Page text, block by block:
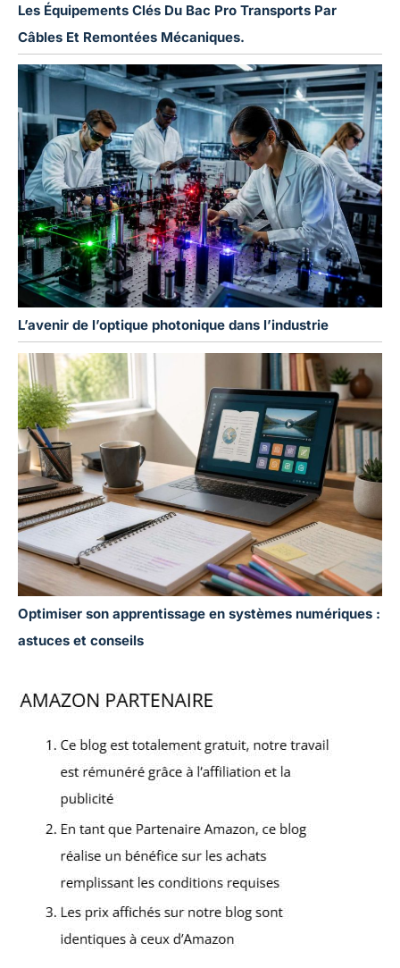
Les Équipements Clés Du Bac Pro Transports Par
Câbles Et Remontées Mécaniques.
L’avenir de l’optique photonique dans l’industrie
Optimiser son apprentissage en systèmes numériques :
astuces et conseils